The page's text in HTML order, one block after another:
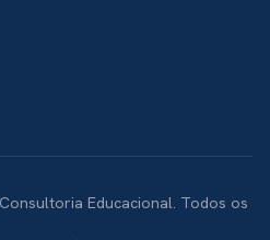
Educacional. Todos os